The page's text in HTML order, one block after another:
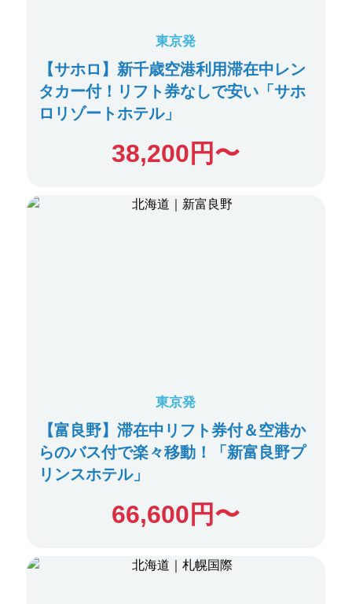
東京発
【サホロ】新千歳空港利用滞在中レン
タカー付！リフト券なしで安い「サホ
ロリゾートホテル」
38,200 円〜
東京発
【富良野】滞在中リフト券付＆空港か
らのバス付で楽々移動！「新富良野プ
リンスホテル」
66,600 円〜